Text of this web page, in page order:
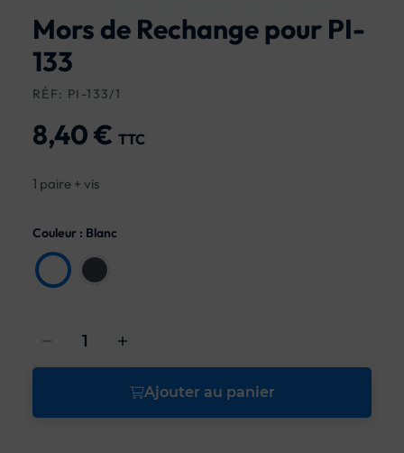
Mors de Rechange pour PI-
133
RÉF: PI-133/1
8,40 € TTC
1 paire + vis
Couleur : Blanc
Blanc
Ajouter au panier